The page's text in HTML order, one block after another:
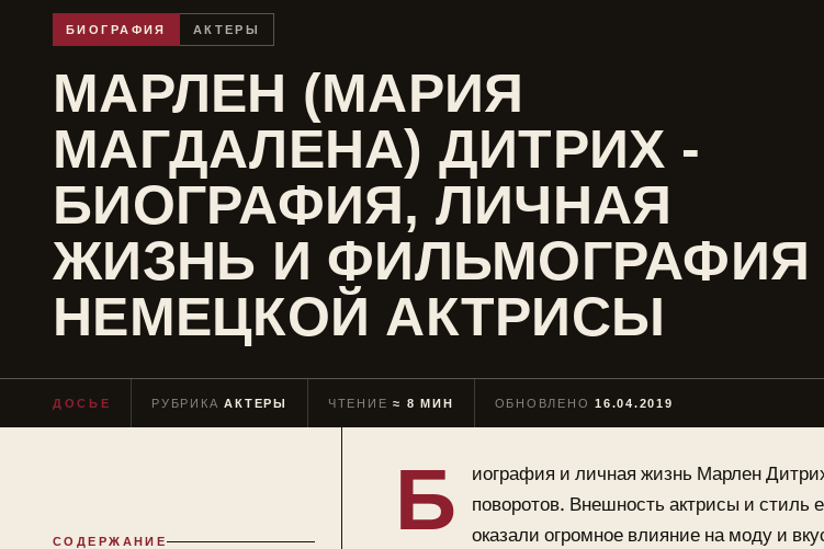
БИОГРАФИЯ АКТЕРЫ
МАРЛЕН (МАРИЯ
МАГДАЛЕНА) ДИТРИХ -
БИОГРАФИЯ, ЛИЧНАЯ
ЖИЗНЬ И ФИЛЬМОГРАФИЯ
НЕМЕЦКОЙ АКТРИСЫ
ДОСЬЕ РУБРИКААКТЕРЫ ЧТЕНИЕ≈ 8 МИН ОБНОВЛЕНО16.04.2019
СОДЕРЖАНИЕ Б
иография и личная жизнь Марлен
поворотов. Внешность актрисы и
оказали огромное влияние на моду и